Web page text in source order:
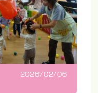
2026/02/06